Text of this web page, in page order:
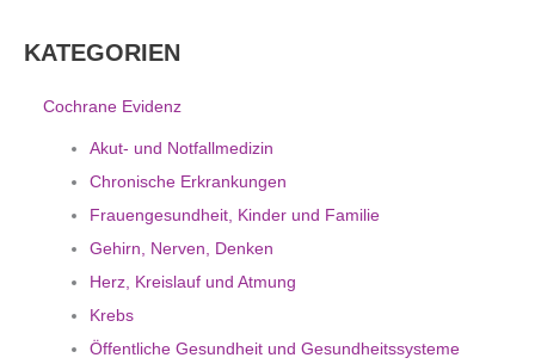
KATEGORIEN
Cochrane Evidenz
Akut- und Notfallmedizin
Chronische Erkrankungen
Frauengesundheit, Kinder und Familie
Gehirn, Nerven, Denken
Herz, Kreislauf und Atmung
Krebs
Öffentliche Gesundheit und Gesundheitssysteme